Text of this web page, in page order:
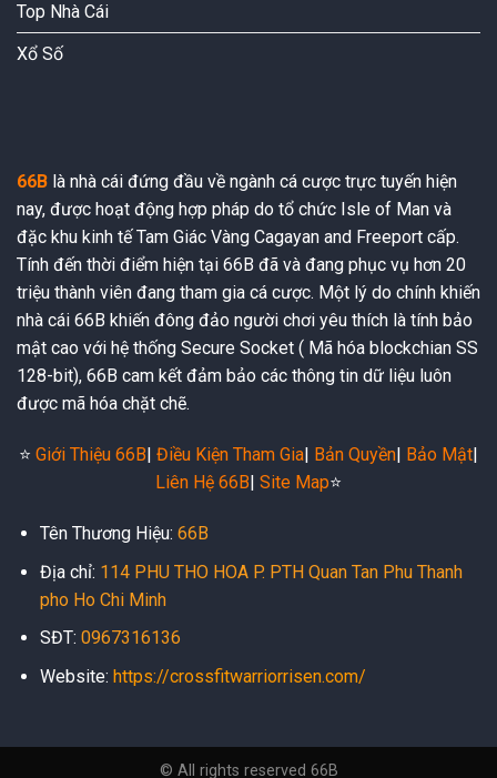
Top Nhà Cái
Xổ Số
66B là nhà cái đứng đầu về ngành cá cược trực tuyến hiện
nay, được hoạt động hợp pháp do tổ chức Isle of Man và
đặc khu kinh tế Tam Giác Vàng Cagayan and Freeport cấp.
Tính đến thời điểm hiện tại 66B đã và đang phục vụ hơn 20
triệu thành viên đang tham gia cá cược. Một lý do chính khiến
nhà cái 66B khiến đông đảo người chơi yêu thích là tính bảo
mật cao với hệ thống Secure Socket ( Mã hóa blockchian SS
128-bit), 66B cam kết đảm bảo các thông tin dữ liệu luôn
được mã hóa chặt chẽ.
⭐️ Giới Thiệu 66B Điều Kiện Tham Gia Bản Quyền Bảo Mật
Liên Hệ 66B Site Map⭐️
Tên Thương Hiệu: 66B
Địa chỉ: 114 PHU THO HOA P. PTH Quan Tan Phu Thanh
pho Ho Chi Minh
SĐT: 0967316136
Website: https://crossfitwarriorrisen.com/
© All rights reserved 66B